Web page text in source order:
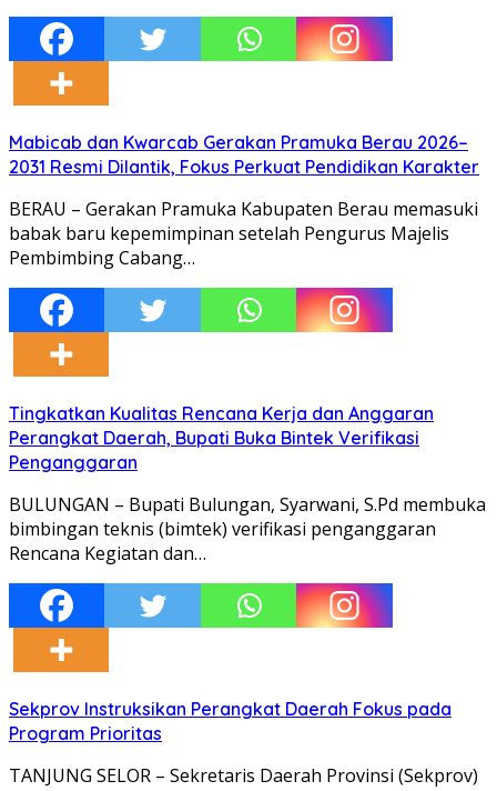
Mabicab dan Kwarcab Gerakan Pramuka Berau 2026–
2031 Resmi Dilantik, Fokus Perkuat Pendidikan Karakter
BERAU – Gerakan Pramuka Kabupaten Berau memasuki
babak baru kepemimpinan setelah Pengurus Majelis
Pembimbing Cabang…
Tingkatkan Kualitas Rencana Kerja dan Anggaran
Perangkat Daerah, Bupati Buka Bintek Verifikasi
Penganggaran
BULUNGAN – Bupati Bulungan, Syarwani, S.Pd membuka
bimbingan teknis (bimtek) verifikasi penganggaran
Rencana Kegiatan dan…
Sekprov Instruksikan Perangkat Daerah Fokus pada
Program Prioritas
TANJUNG SELOR – Sekretaris Daerah Provinsi (Sekprov)